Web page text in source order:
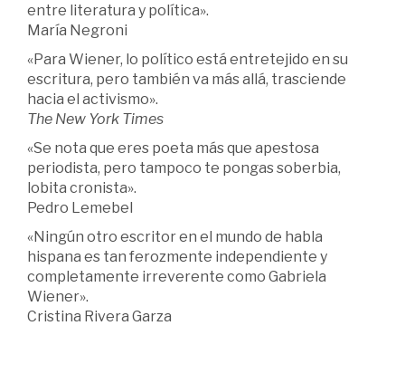
entre literatura y política».
María Negroni
«Para Wiener, lo político está entretejido en su
escritura, pero también va más allá, trasciende
hacia el activismo».
The New York Times
«Se nota que eres poeta más que apestosa
periodista, pero tampoco te pongas soberbia,
lobita cronista».
Pedro Lemebel
«Ningún otro escritor en el mundo de habla
hispana es tan ferozmente independiente y
completamente irreverente como Gabriela
Wiener».
Cristina Rivera Garza